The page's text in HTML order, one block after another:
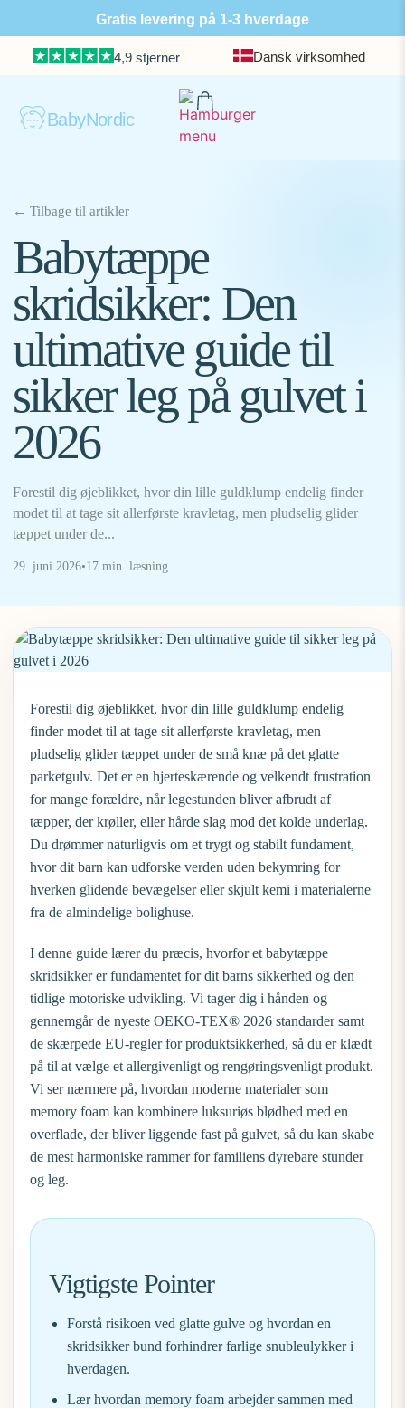
Gratis levering på 1-3 hverdage
4,9 stjerner Dansk virksomhed
BabyNordic
← Tilbage til artikler
Babytæppe
skridsikker: Den
ultimative guide til
sikker leg på gulvet i
2026
Forestil dig øjeblikket, hvor din lille guldklump endelig finder
modet til at tage sit allerførste kravletag, men pludselig glider
tæppet under de...
29. juni 2026•17 min. læsning
Forestil dig øjeblikket, hvor din lille guldklump endelig
finder modet til at tage sit allerførste kravletag, men
pludselig glider tæppet under de små knæ på det glatte
parketgulv. Det er en hjerteskærende og velkendt frustration
for mange forældre, når legestunden bliver afbrudt af
tæpper, der krøller, eller hårde slag mod det kolde underlag.
Du drømmer naturligvis om et trygt og stabilt fundament,
hvor dit barn kan udforske verden uden bekymring for
hverken glidende bevægelser eller skjult kemi i materialerne
fra de almindelige bolighuse.
I denne guide lærer du præcis, hvorfor et babytæppe
skridsikkerer fundamentet for dit barns sikkerhed og den
tidlige motoriske udvikling. Vi tager dig i hånden og
gennemgår de nyeste OEKO-TEX® 2026 standarder samt
de skærpede EU-regler for produktsikkerhed, så du er klædt
på til at vælge et allergivenligt og rengøringsvenligt produkt.
Vi ser nærmere på, hvordan moderne materialer som
memory foam kan kombinere luksuriøs blødhed med en
overflade, der bliver liggende fast på gulvet, så du kan skabe
de mest harmoniske rammer for familiens dyrebare stunder
og leg.
Vigtigste Pointer
Forstå risikoen ved glatte gulve og hvordan en
skridsikker bund forhindrer farlige snubleulykker i
hverdagen.
Lær hvordan memory foam arbejder sammen med